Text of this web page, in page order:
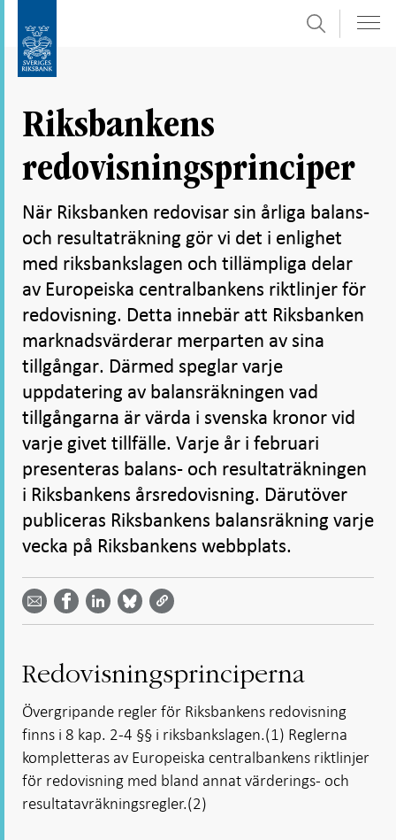
direkt
undersidor
Sök
Riksbankens
redovisningsprinciper
När Riksbanken redovisar sin årliga balans-
och resultaträkning gör vi det i enlighet
med riksbankslagen och tillämpliga delar
av Europeiska centralbankens riktlinjer för
redovisning. Detta innebär att Riksbanken
marknadsvärderar merparten av sina
tillgångar. Därmed speglar varje
uppdatering av balansräkningen vad
tillgångarna är värda i svenska kronor vid
varje givet tillfälle. Varje år i februari
presenteras balans- och resultaträkningen
i Riksbankens årsredovisning. Därutöver
publiceras Riksbankens balansräkning varje
vecka på Riksbankens webbplats.
Dela
email -
Öppnas
Dela på
Facebook
- Öppnas
Dela på
LinkedIn
-
Öppnas
på
Bluesky
-
på
Twitter
-
Redovisningsprinciperna
Övergripande regler för Riksbankens redovisning
finns i 8 kap. 2-4 §§ i riksbankslagen.(1) Reglerna
kompletteras av Europeiska centralbankens riktlinjer
för redovisning med bland annat värderings- och
resultatavräkningsregler.(2)